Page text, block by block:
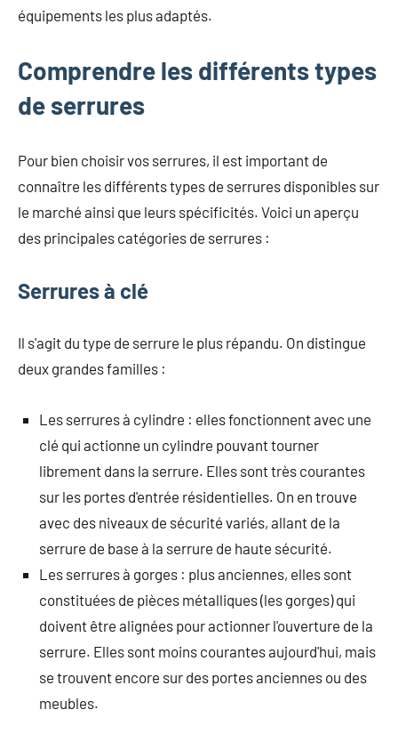
équipements les plus adaptés.
Comprendre les différents types
de serrures
Pour bien choisir vos serrures, il est important de
connaître les différents types de serrures disponibles sur
le marché ainsi que leurs spécificités. Voici un aperçu
des principales catégories de serrures :
Serrures à clé
Il s'agit du type de serrure le plus répandu. On distingue
deux grandes familles :
Les serrures à cylindre : elles fonctionnent avec une
clé qui actionne un cylindre pouvant tourner
librement dans la serrure. Elles sont très courantes
sur les portes d'entrée résidentielles. On en trouve
avec des niveaux de sécurité variés, allant de la
serrure de base à la serrure de haute sécurité.
Les serrures à gorges : plus anciennes, elles sont
constituées de pièces métalliques (les gorges) qui
doivent être alignées pour actionner l'ouverture de la
serrure. Elles sont moins courantes aujourd'hui, mais
se trouvent encore sur des portes anciennes ou des
meubles.